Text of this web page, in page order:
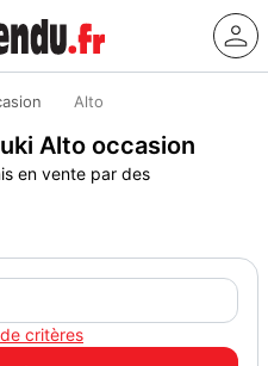
Alto
Alto occasion
en vente par des
critères